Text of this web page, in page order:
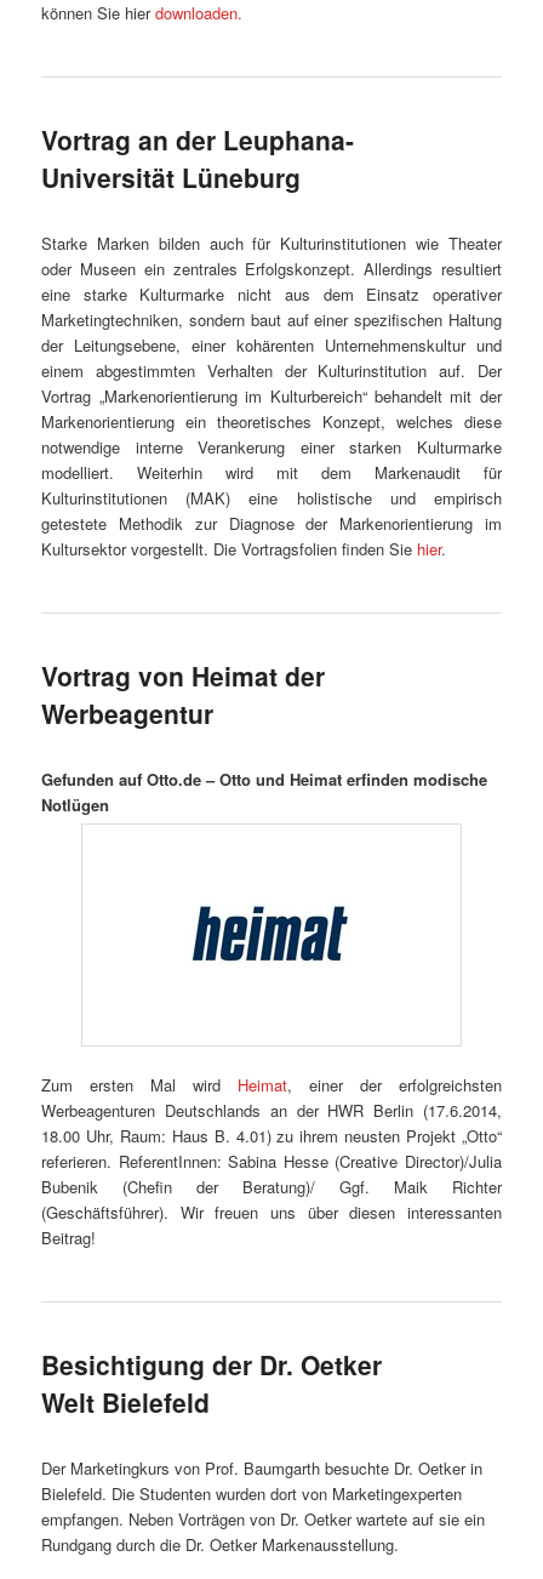
können Sie hierdownloaden.
Vortrag an der Leuphana-
Universität Lüneburg
Starke Marken bilden auch für Kulturinstitutionen wie Theater
oder Museen ein zentrales Erfolgskonzept. Allerdings resultiert
eine starke Kulturmarke nicht aus dem Einsatz operativer
Marketingtechniken, sondern baut auf einer spezifischen Haltung
der Leitungsebene, einer kohärenten Unternehmenskultur und
einem abgestimmten Verhalten der Kulturinstitution auf. Der
Vortrag „Markenorientierung im Kulturbereich“ behandelt mit der
Markenorientierung ein theoretisches Konzept, welches diese
notwendige interne Verankerung einer starken Kulturmarke
modelliert. Weiterhin wird mit dem Markenaudit für
Kulturinstitutionen (MAK) eine holistische und empirisch
getestete Methodik zur Diagnose der Markenorientierung im
Kultursektor vorgestellt. Die Vortragsfolien finden Sie hier.
Vortrag von Heimat der
Werbeagentur
Gefunden auf Otto.de –Otto und Heimat erfinden modische
Notlügen
Zum ersten Mal wird Heimat, einer der erfolgreichsten
Werbeagenturen Deutschlands an der HWR Berlin (17.6.2014,
18.00 Uhr, Raum: Haus B. 4.01) zu ihrem neusten Projekt „Otto“
referieren. ReferentInnen: Sabina Hesse (Creative Director)/Julia
Bubenik (Chefin der Beratung)/ Ggf. Maik Richter
(Geschäftsführer). Wir freuen uns über diesen interessanten
Beitrag!
Besichtigung der Dr. Oetker
Welt Bielefeld
Der Marketingkurs von Prof. Baumgarth besuchte Dr. Oetker in
Bielefeld. Die Studenten wurden dort von Marketingexperten
empfangen. Neben Vorträgen von Dr. Oetker wartete auf sie ein
Rundgang durch die Dr. Oetker Markenausstellung.